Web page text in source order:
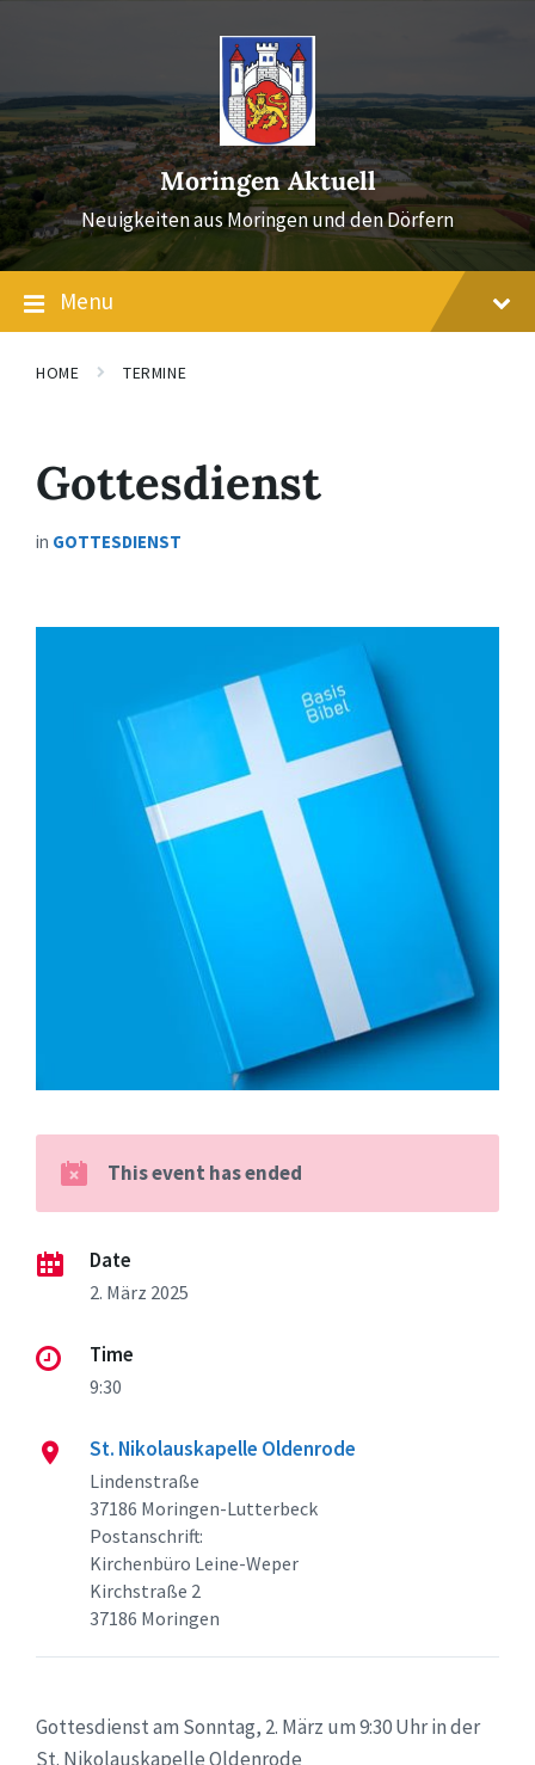
Moringen Aktuell
Neuigkeiten aus Moringen und den Dörfern
Menu
HOME TERMINE
Gottesdienst
in GOTTESDIENST
This event has ended
Date
2. März 2025
Time
9:30
St. Nikolauskapelle Oldenrode
Lindenstraße
37186 Moringen-Lutterbeck
Postanschrift:
Kirchenbüro Leine-Weper
Kirchstraße 2
37186 Moringen
Gottesdienst am Sonntag, 2. März um 9:30 Uhr in der
St. Nikolauskapelle Oldenrode